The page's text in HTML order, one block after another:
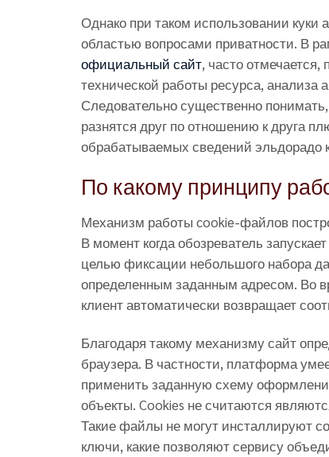
Однако при таком использовании куки
областью вопросами приватности. В
официальный сайт, часто
технической работы ресурса, анализа
Следовательно существенно
разнятся друг по отношению к друга
обрабатываемых сведений эльдорадо
По какому принципу
Механизм работы cookie-файлов
В момент когда обозреватель
целью фиксации небольшого набора
определенным заданным адресом. Во
клиент автоматически возвращает
Благодаря такому механизму сайт
браузера. В частности, платформа
применить заданную схему
объекты. Cookies не считаются
Такие файлы не могут инсталлируют
ключи, какие позволяют сервису